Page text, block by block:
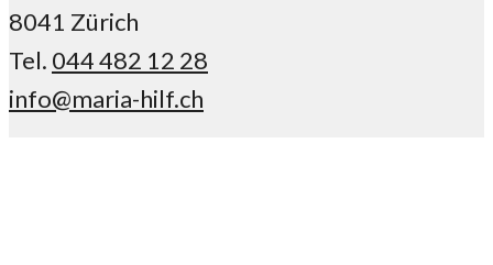
8041 Zürich
Tel. 044 482 12 28
info@maria-hilf.ch